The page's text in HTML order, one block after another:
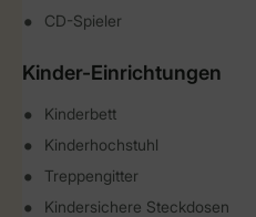
CD-Spieler
Kinder-Einrichtungen
Kinderbett
Kinderhochstuhl
Treppengitter
Kindersichere Steckdosen